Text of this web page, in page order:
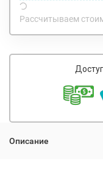
Рассчитываем
Описание